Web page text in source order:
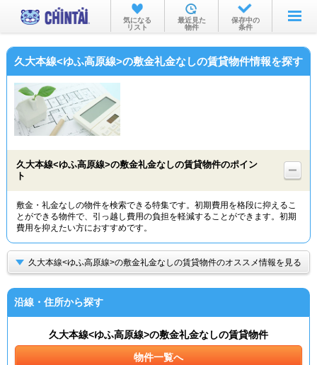
お部屋を探す
沿線・駅から
物件特集から
TOP
気になる
リスト
最近見た
物件
保存中の
条件
久大本線<ゆふ高原線>の敷金礼金なしの賃貸物件情報を探す
久大本線<ゆふ高原線>の敷金礼金なしの賃貸物件のポイン
ト
敷金・礼金なしの物件を検索できる特集です。初期費用を格段に抑えるこ
とができる物件で、引っ越し費用の負担を軽減することができます。初期
費用を抑えたい方におすすめです。
久大本線<ゆふ高原線>の敷金礼金なしの賃貸物件のオススメ情報を見る
沿線・住所から探す
久大本線<ゆふ高原線>の敷金礼金なしの賃貸物件
物件一覧へ